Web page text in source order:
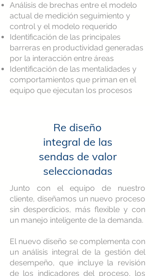
Análisis de brechas entre el modelo
actual de medición seguimiento y
control y el modelo requerido
Identificación de las principales
barreras en productividad generadas
por la interacción entre áreas
Identificación de las mentalidades y
comportamientos que priman en el
equipo que ejecutan los procesos
Re diseño
integral de las
sendas de valor
seleccionadas
Junto con el equipo de nuestro
cliente, diseñamos un nuevo proceso
sin desperdicios, más flexible y con
un manejo inteligente de la demanda.
El nuevo diseño se complementa con
un análisis integral de la gestión del
desempeño, que incluye la revisión
de los indicadores del proceso, los